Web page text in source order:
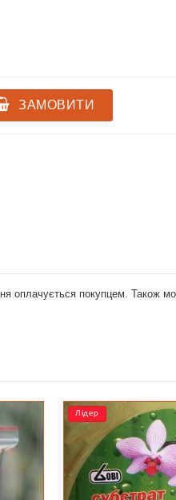
ЗАМОВИТИ
оплачується покупцем. Також
РОЗПРОДАЖ